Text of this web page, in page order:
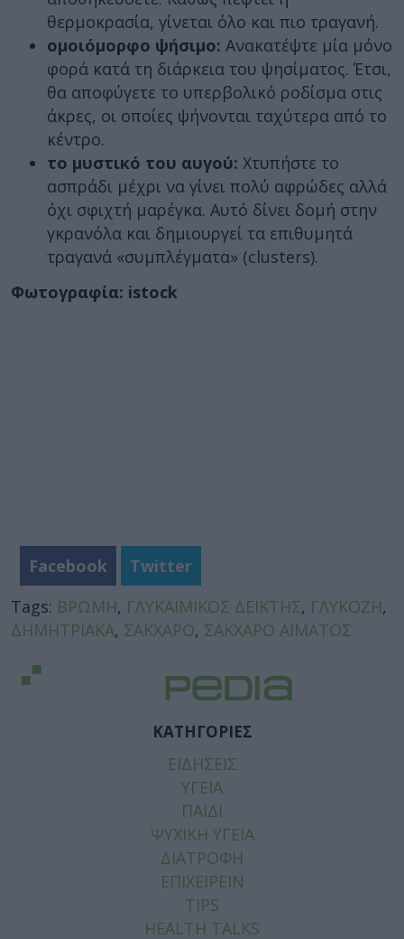
θερμοκρασία, γίνεται όλο και πιο τραγανή.
ομοιόμορφο ψήσιμο: Ανακατέψτε μία μόνο
φορά κατά τη διάρκεια του ψησίματος. Έτσι,
θα αποφύγετε το υπερβολικό ροδίσμα στις
άκρες, οι οποίες ψήνονται ταχύτερα από το
κέντρο.
το μυστικό του αυγού: Χτυπήστε το
ασπράδι μέχρι να γίνει πολύ αφρώδες αλλά
όχι σφιχτή μαρέγκα. Αυτό δίνει δομή στην
γκρανόλα και δημιουργεί τα επιθυμητά
τραγανά «συμπλέγματα» (clusters).
Φωτογραφία: istock
Facebook
Twitter
Tags: ΒΡΩΜΗ, ΓΛΥΚΑΙΜΙΚΟΣ ΔΕΙΚΤΗΣ, ΓΛΥΚΟΖΗ,
ΔΗΜΗΤΡΙΑΚΑ, ΣΑΚΧΑΡΟ, ΣΑΚΧΑΡΟ ΑΙΜΑΤΟΣ
ΚΑΤΗΓΟΡΙΕΣ
ΕΙΔΗΣΕΙΣ
ΥΓΕΙΑ
ΠΑΙΔΙ
ΨΥΧΙΚΗ ΥΓΕΙΑ
ΔΙΑΤΡΟΦΗ
ΕΠΙΧΕΙΡΕΙΝ
TIPS
HEALTH TALKS